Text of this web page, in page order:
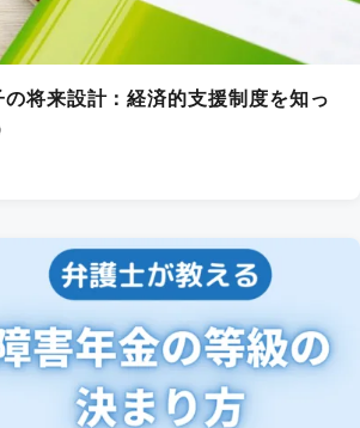
将来設計：経済的支援制度を知っ